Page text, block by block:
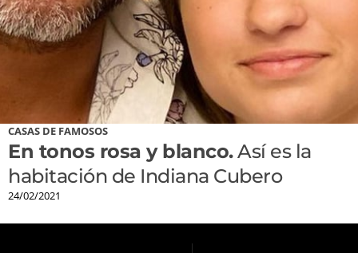
CASAS DE FAMOSOS
En tonos rosa y blanco.Así es la
habitación de Indiana Cubero
24/02/2021